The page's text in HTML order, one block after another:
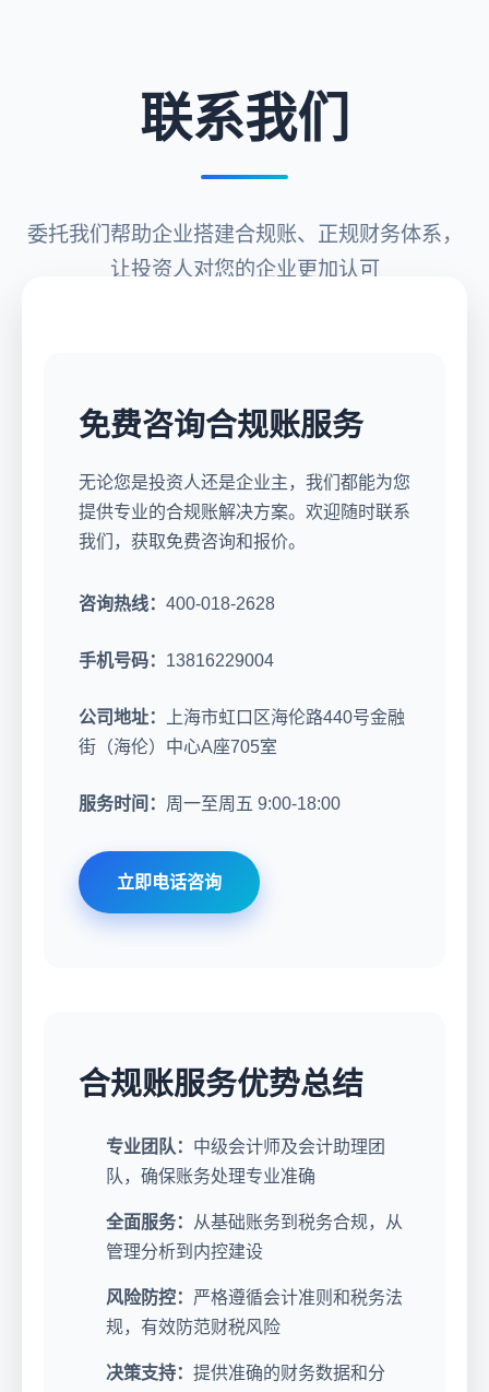
联系我们
委托我们帮助企业搭建合规账、正规财务体系，
让投资人对您的企业更加认可
免费咨询合规账服务
无论您是投资人还是企业主，我们都能为您
提供专业的合规账解决方案。欢迎随时联系
我们，获取免费咨询和报价。
咨询热线： 400-018-2628
手机号码： 13816229004
公司地址：
上海市虹口区海伦路440号金融
街（海伦）中心A座705室
服务时间： 周一至周五 9:00-18:00
立即电话咨询
合规账服务优势总结
专业团队： 中级会计师及会计助理团
队，确保账务处理专业准确
全面服务：
从基础账务到税务合规，从
管理分析到内控建设
风险防控： 严格遵循会计准则和税务法
规，有效防范财税风险
决策支持： 提供准确的财务数据和分